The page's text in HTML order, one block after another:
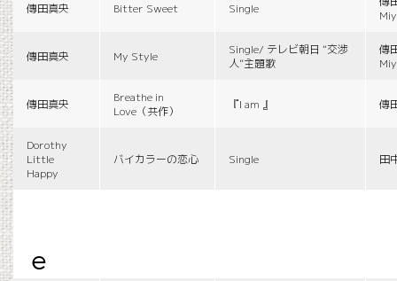
傳田真央 Bitter Sweet Single
傳田真央 My Style
Single/ テレビ朝日 “交渉
人”主題歌
傳
傳田真央
Breathe in
Love（共作）
『I am 』 傳
Dorothy
Little
Happy
バイカラーの恋心 Single 田
e